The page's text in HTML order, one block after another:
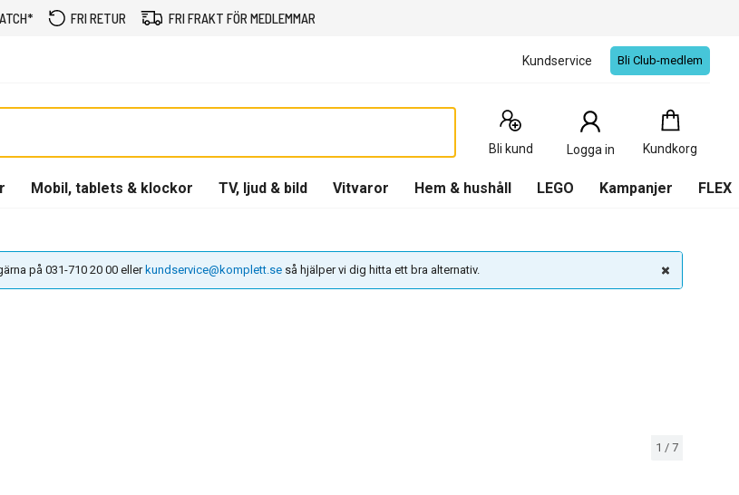
FRI RETUR FRI FRAKT FÖR MEDLEMMAR
Kundservice Bli Club-medlem
Bli kund Logga in Kundkorg
Kundkorg
0
Produkter
Mobil, tablets & klockor TV, ljud & bild Vitvaror Hem & hushåll LEGO Kampanjer FLEX
på 031-710 20 00 eller kundservice@komplett.se så hjälper vi dig hitta ett bra alternativ.
1 / 7